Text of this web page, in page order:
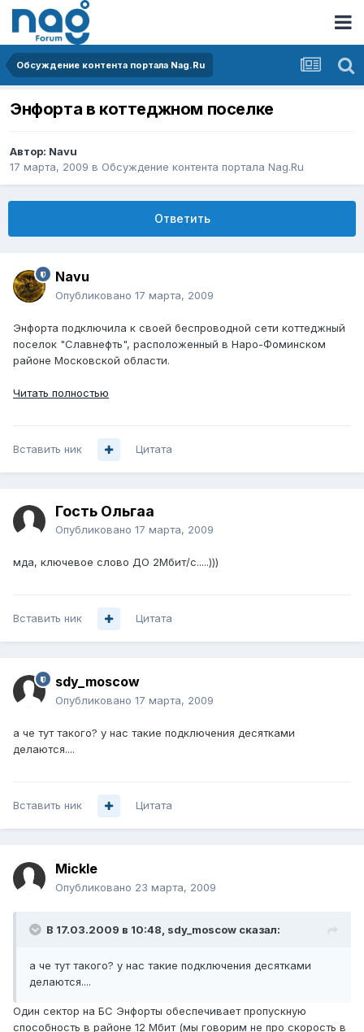
Обсуждение контента портала Nag.Ru
Энфорта в коттеджном поселке
Автор: Navu
17 марта, 2009 в Обсуждение контента портала Nag.Ru
Ответить
Navu
Опубликовано 17 марта, 2009
Энфорта подключила к своей беспроводной сети коттеджный
поселок "Славнефть", расположенный в Наро-Фоминском
районе Московской области.
Читать полностью
Вставить ник Цитата
Гость Ольгаа
Опубликовано 17 марта, 2009
мда, ключевое слово ДО 2Мбит/с.....)))
Вставить ник Цитата
sdy_moscow
Опубликовано 17 марта, 2009
а че тут такого? у нас такие подключения десятками
делаются....
Вставить ник Цитата
Mickle
Опубликовано 23 марта, 2009
В 17.03.2009 в 10:48, sdy_moscow сказал:
а че тут такого? у нас такие подключения десятками
делаются....
Один сектор на БС Энфорты обеспечивает пропускную
способность в районе 12 Мбит (мы говорим не про скорость в